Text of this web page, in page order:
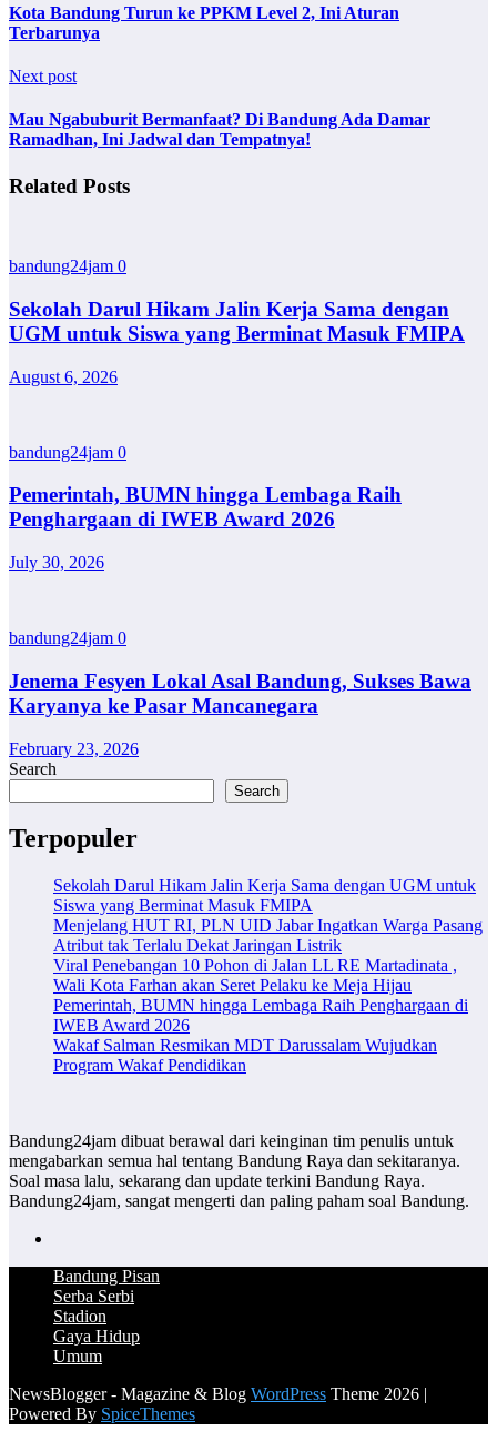
Kota Bandung Turun ke PPKM Level 2, Ini Aturan
Terbarunya
Next post
Mau Ngabuburit Bermanfaat? Di Bandung Ada Damar
Ramadhan, Ini Jadwal dan Tempatnya!
Related Posts
bandung24jam 0
Sekolah Darul Hikam Jalin Kerja Sama dengan
UGM untuk Siswa yang Berminat Masuk FMIPA
August 6, 2026
bandung24jam 0
Pemerintah, BUMN hingga Lembaga Raih
Penghargaan di IWEB Award 2026
July 30, 2026
bandung24jam 0
Jenema Fesyen Lokal Asal Bandung, Sukses Bawa
Karyanya ke Pasar Mancanegara
February 23, 2026
Search
Search
Terpopuler
Sekolah Darul Hikam Jalin Kerja Sama dengan UGM untuk
Siswa yang Berminat Masuk FMIPA
Menjelang HUT RI, PLN UID Jabar Ingatkan Warga Pasang
Atribut tak Terlalu Dekat Jaringan Listrik
Viral Penebangan 10 Pohon di Jalan LL RE Martadinata ,
Wali Kota Farhan akan Seret Pelaku ke Meja Hijau
Pemerintah, BUMN hingga Lembaga Raih Penghargaan di
IWEB Award 2026
Wakaf Salman Resmikan MDT Darussalam Wujudkan
Program Wakaf Pendidikan
Bandung24jam dibuat berawal dari keinginan tim penulis untuk
mengabarkan semua hal tentang Bandung Raya dan sekitaranya.
Soal masa lalu, sekarang dan update terkini Bandung Raya.
Bandung24jam, sangat mengerti dan paling paham soal Bandung.
Bandung Pisan
Serba Serbi
Stadion
Gaya Hidup
Umum
NewsBlogger - Magazine & Blog WordPress Theme 2026 |
Powered By SpiceThemes